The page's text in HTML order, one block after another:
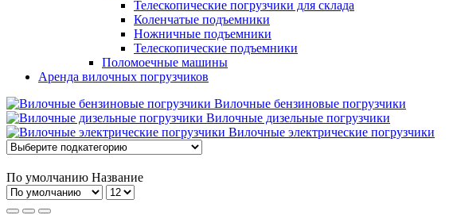
Телескопические погрузчики для склада
Коленчатые подъемники
Ножничные подъемники
Телескопические подъемники
Поломоечные машины
Аренда вилочных погрузчиков
Вилочные бензиновые погрузчики
Вилочные дизельные погрузчики
Вилочные электрические погрузчики
По умолчанию Название